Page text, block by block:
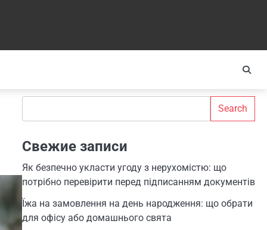
Search
Свежие записи
Як безпечно укласти угоду з нерухомістю: що
потрібно перевірити перед підписанням документів
Їжа на замовлення на день народження: що обрати
для офісу або домашнього свята